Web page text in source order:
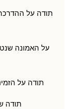
תודה על
על האמונה
תודה על
תודה